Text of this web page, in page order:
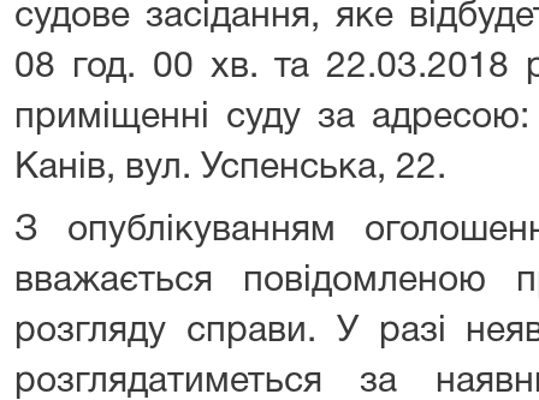
судове засідання, яке
08 год. 00 хв. та 22.03.2018
приміщенні суду за
Канів, вул. Успенська, 22.
З опублікуванням
вважається повідомленою
розгляду справи. У разі
розглядатиметься за